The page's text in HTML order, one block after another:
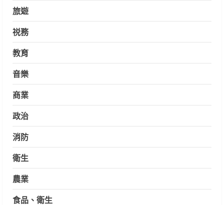
旅遊
祱務
教育
音樂
商業
政治
消防
衛生
農業
食品、衛生